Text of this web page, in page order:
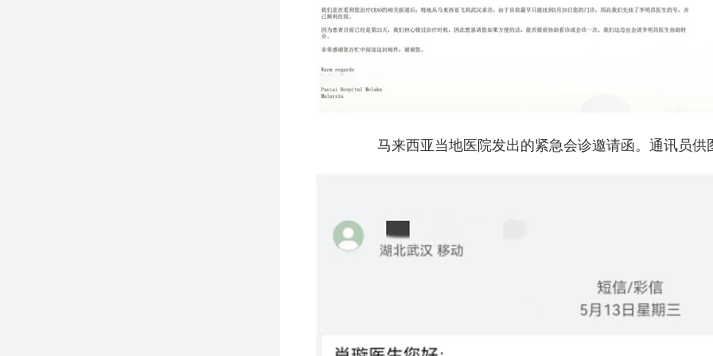
马来西亚当地医院发出的紧急会诊邀请函。通讯员供